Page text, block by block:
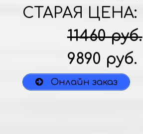
СТАРАЯ ЦЕНА:
11460 руб.
9890 руб.
Онлайн заказ